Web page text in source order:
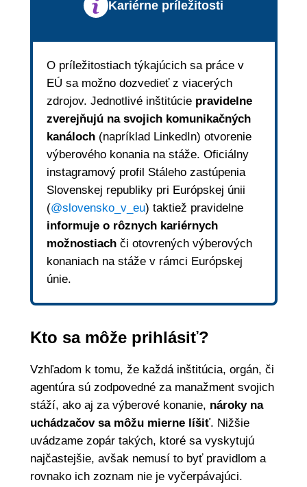
Kariérne príležitosti
O príležitostiach týkajúcich sa práce v
EÚ sa možno dozvedieť z viacerých
zdrojov. Jednotlivé inštitúcie pravidelne
zverejňujú na svojich komunikačných
kanáloch(napríklad LinkedIn) otvorenie
výberového konania na stáže. Oficiálny
instagramový profil Stáleho zastúpenia
Slovenskej republiky pri Európskej únii
(@slovensko_v_eu) taktiež pravidelne
informuje o rôznych kariérnych
možnostiachči otovrených výberových
konaniach na stáže v rámci Európskej
únie.
Kto sa môže prihlásiť?
Vzhľadom k tomu, že každá inštitúcia, orgán, či
agentúra sú zodpovedné za manažment svojich
stáží, ako aj za výberové konanie, nároky na
uchádzačov sa môžu mierne líšiť. Nižšie
uvádzame zopár takých, ktoré sa vyskytujú
najčastejšie, avšak nemusí to byť pravidlom a
rovnako ich zoznam nie je vyčerpávajúci.